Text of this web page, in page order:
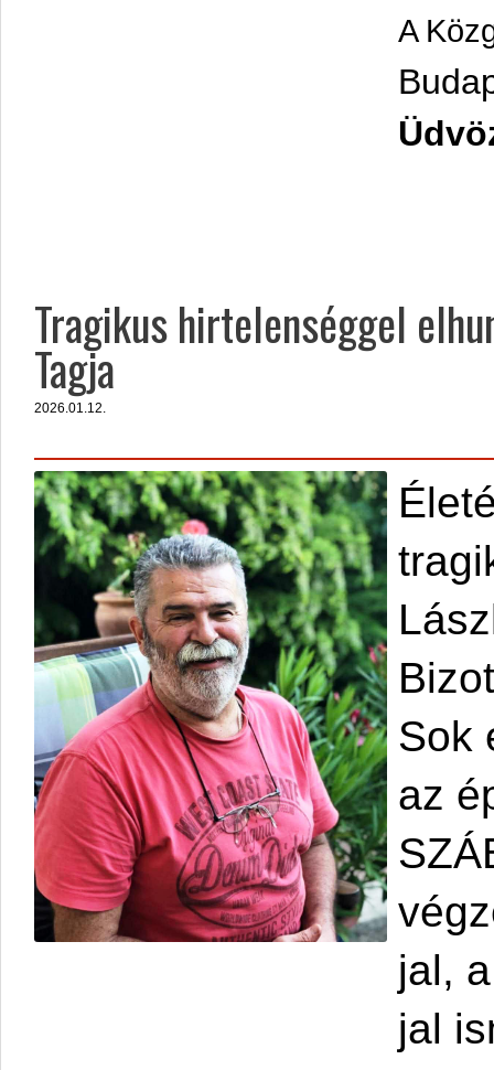
A
Tragikus hirtelenséggel
Tagja
2026.01.12.
Sok
az
jal,
jal